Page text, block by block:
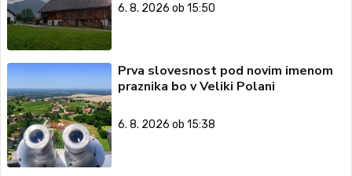
6. 8. 2026 ob 15:50
Prva slovesnost pod novim imenom
praznika bo v Veliki Polani
6. 8. 2026 ob 15:38